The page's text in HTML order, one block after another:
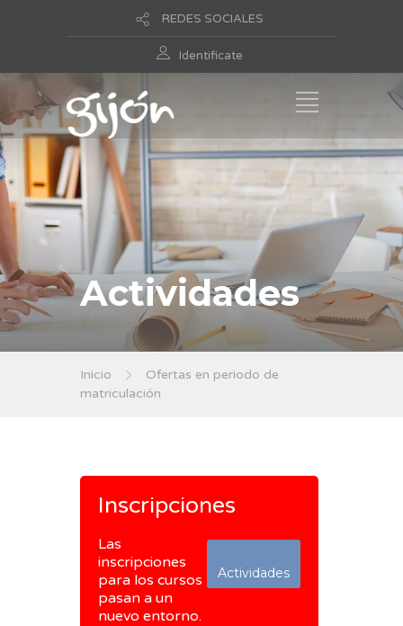
REDES SOCIALES
Identificate
Actividades
Inicio
Ofertas en periodo de
matriculación
Inscripciones
Las
inscripciones
para los cursos
pasan a un
nuevo entorno.
Actividades